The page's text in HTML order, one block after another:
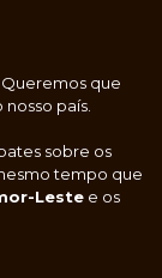
que
país.
sobre os
tempo que
Leste e os